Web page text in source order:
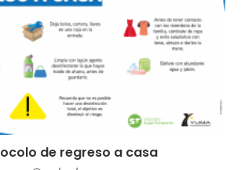
de regreso a casa